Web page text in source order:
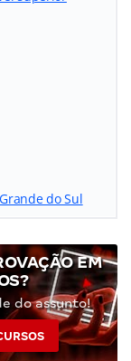
do Sul
EM
do assunto!